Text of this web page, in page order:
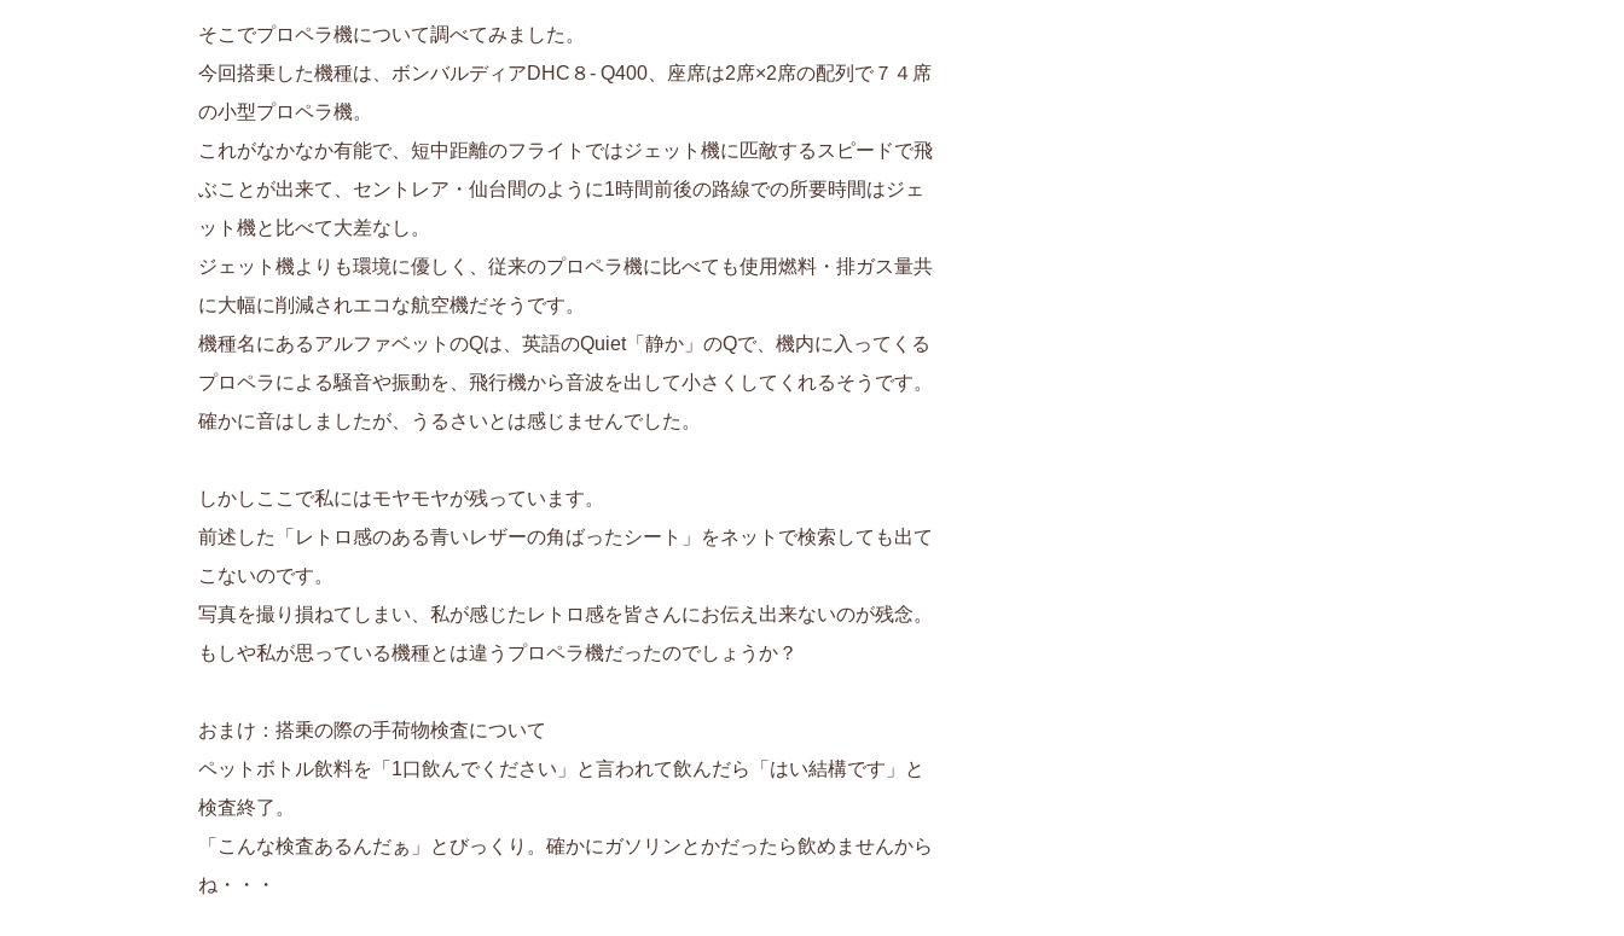
そこでプロペラ機について調べてみました。
今回搭乗した機種は、ボンバルディアDHC８- Q400、座席は2席×2席の配列で７４席
の小型プロペラ機。
これがなかなか有能で、短中距離のフライトではジェット機に匹敵するスピードで飛
ぶことが出来て、セントレア・仙台間のように1時間前後の路線での所要時間はジェ
ット機と比べて大差なし。
ジェット機よりも環境に優しく、従来のプロペラ機に比べても使用燃料・排ガス量共
に大幅に削減されエコな航空機だそうです。
機種名にあるアルファベットのQは、英語のQuiet「静か」のQで、機内に入ってくる
プロペラによる騒音や振動を、飛行機から音波を出して小さくしてくれるそうです。
確かに音はしましたが、うるさいとは感じませんでした。
しかしここで私にはモヤモヤが残っています。
前述した「レトロ感のある青いレザーの角ばったシート」をネットで検索しても出て
こないのです。
写真を撮り損ねてしまい、私が感じたレトロ感を皆さんにお伝え出来ないのが残念。
もしや私が思っている機種とは違うプロペラ機だったのでしょうか？
おまけ：搭乗の際の手荷物検査について
ペットボトル飲料を「1口飲んでください」と言われて飲んだら「はい結構です」と
検査終了。
「こんな検査あるんだぁ」とびっくり。確かにガソリンとかだったら飲めませんから
ね・・・